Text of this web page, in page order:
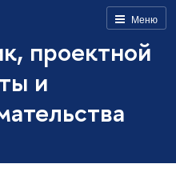
Меню
проектной
и